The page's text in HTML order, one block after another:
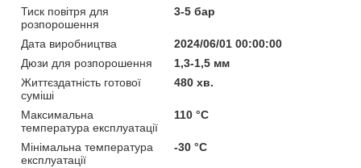
Тиск повітря для
розпорошення
3-5 бар
Дата виробництва
2024/06/01 00:00:00
Дюзи для розпорошення
1,3-1,5 мм
Життєздатність готової
суміші
480 хв.
Максимальна
температура експлуатації
110 °С
Мінімальна температура
експлуатації
-30 °С